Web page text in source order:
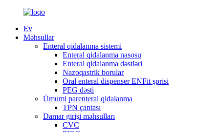
Ev
Məhsullar
Enteral qidalanma sistemi
Enteral qidalanma nasosu
Enteral qidalanma dəstləri
Nazoqastrik borular
Oral enteral dispenser ENFit şprisi
PEG dəsti
Ümumi parenteral qidalanma
TPN çantası
Damar girişi məhsulları
CVC